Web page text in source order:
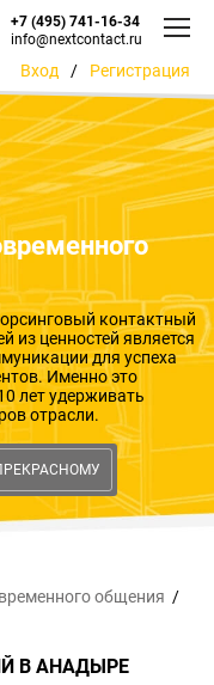
контактный
из ценностей является
для успеха
Именно это
лет удерживать
отрасли.
+7 (495) 741-16-34
info@nextcontact.ru
Вход / Регистрация
общения
В АНАДЫРЕ